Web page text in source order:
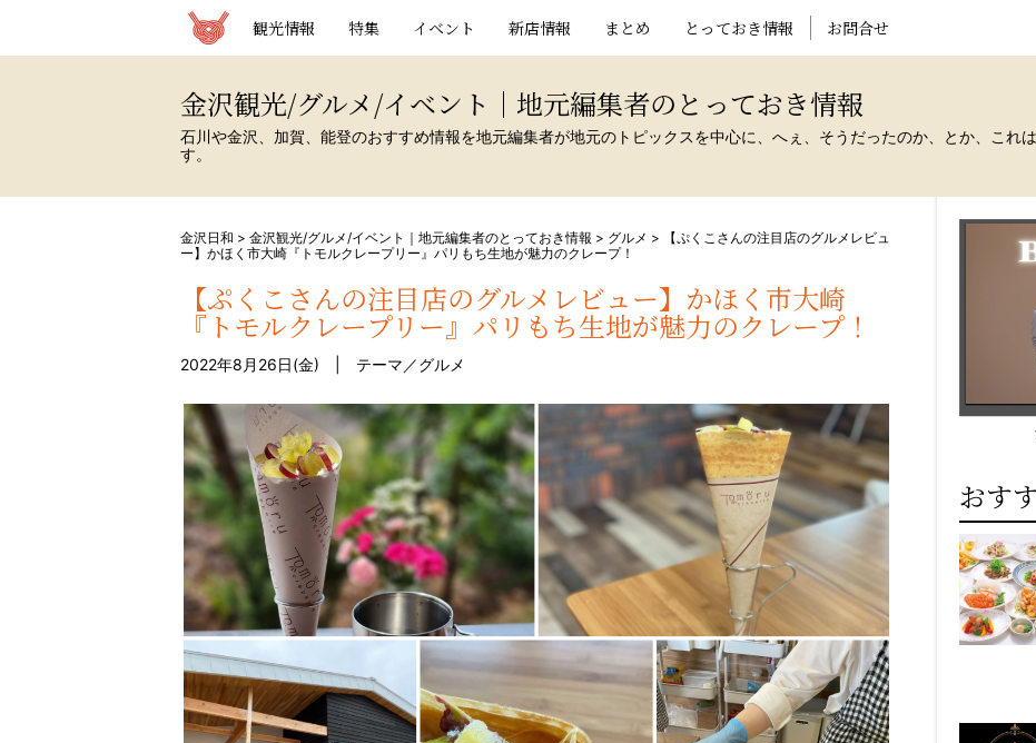
観光情報 特集 イベント 新店情報 まとめ とっておき情報 お問合せ
金沢観光/グルメ/イベント｜地元編集者のとっておき情報
石川や金沢、加賀、能登のおすすめ情報を地元編集者が地元のトピックスを中心に、へぇ、そうだったのか、とか、これ
す。
金沢日和 > 金沢観光/グルメ/イベント｜地元編集者のとっておき情報 > グルメ >
【ぷくこさんの注目店のグルメレビュ
ー】かほく市大崎『トモルクレープリー』パリもち生地が魅力のクレープ！
【ぷくこさんの注目店のグルメレビュー】かほく市大崎
『トモルクレープリー』パリもち生地が魅力のクレープ！
2022年8月26日(金) | テーマ／グルメ
おす